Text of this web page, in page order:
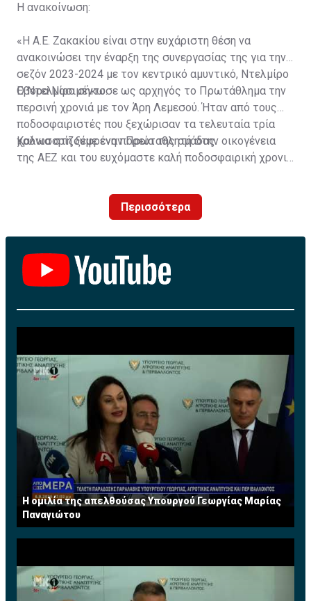
Η ανακοίνωση:
«Η Α.Ε. Ζακακίου είναι στην ευχάριστη θέση να
ανακοινώσει την έναρξη της συνεργασίας της για την
σεζόν 2023-2024 με τον κεντρικό αμυντικό, Ντελμίρο
Έβορα Νασιμέντο.
Ο Ντελμίρο σήκωσε ως αρχηγός το Πρωτάθλημα την
περσινή χρονιά με τον Άρη Λεμεσού. Ήταν από τους
ποδοσφαιριστές που ξεχώρισαν τα τελευταία τρία
χρόνια στη ξέφρενη πορεία της ομάδας.
Καλωσορίζουμε έναν Πρωταθλητή στην οικογένεια
της ΑΕΖ και του ευχόμαστε καλή ποδοσφαιρική χρονιά
Περισσότερα
Η ομιλία της απελθούσας Υπουργού Γεωργίας Μαρίας
Παναγιώτου